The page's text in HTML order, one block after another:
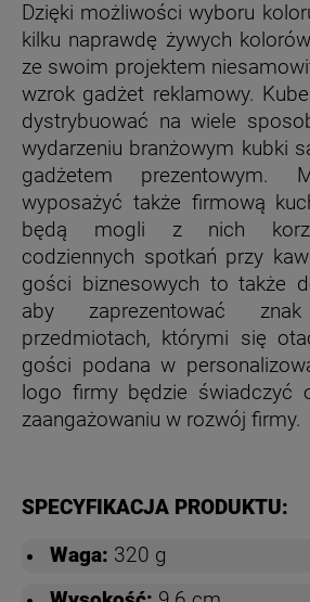
Dzięki możliwości wyboru
kilku naprawdę żywych
ze swoim projektem
wzrok gadżet reklamowy.
dystrybuować na wiele
wydarzeniu branżowym kubki
gadżetem prezentowym.
wyposażyć także firmową
będą mogli z nich
codziennych spotkań przy
gości biznesowych to także
aby zaprezentować
przedmiotach, którymi się
gości podana w
logo firmy będzie świadczyć
zaangażowaniu w rozwój firmy.
SPECYFIKACJA PRODUKTU:
Waga: 320 g